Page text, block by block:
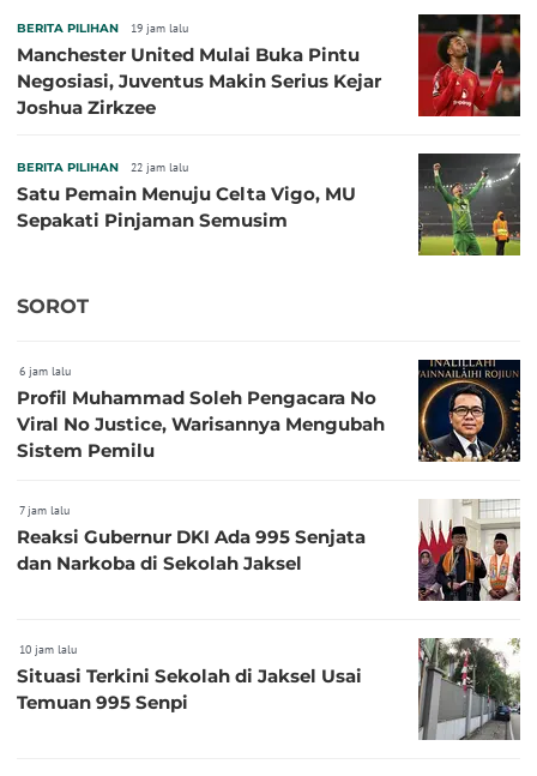
BERITA PILIHAN 19 jam lalu
Manchester United Mulai Buka Pintu
Negosiasi, Juventus Makin Serius Kejar
Joshua Zirkzee
BERITA PILIHAN 22 jam lalu
Satu Pemain Menuju Celta Vigo, MU
Sepakati Pinjaman Semusim
SOROT
6 jam lalu
Profil Muhammad Soleh Pengacara No
Viral No Justice, Warisannya Mengubah
Sistem Pemilu
7 jam lalu
Reaksi Gubernur DKI Ada 995 Senjata
dan Narkoba di Sekolah Jaksel
10 jam lalu
Situasi Terkini Sekolah di Jaksel Usai
Temuan 995 Senpi